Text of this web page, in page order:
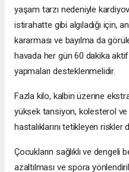
yaşam tarzı nedeniyle
istirahatte gibi algıladığı için,
kararması ve bayılma da
havada her gün 60 dakika
yapmaları desteklenmelidir.
Fazla kilo, kalbin üzerine
yüksek tansiyon, kolesterol
hastalıklarını tetikleyen riskler
Çocukların sağlıklı ve
azaltılması ve spora